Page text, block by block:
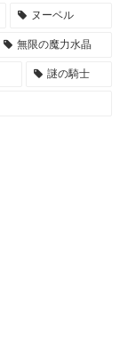
ヌーベル
無限の魔力水晶
謎の騎士